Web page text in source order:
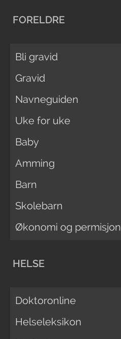
FORELDRE
Bli gravid
Gravid
Navneguiden
Uke for uke
Baby
Amming
Barn
Skolebarn
Økonomi og permisjon
HELSE
Doktoronline
Helseleksikon